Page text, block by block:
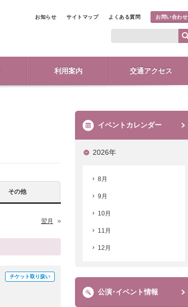
お知らせ サイトマップ よくある質問 お問い合わせ
利用案内 交通アクセス
その他
翌月
チケット取り扱い
イベントカレンダー
2026年
8月
9月
10月
11月
12月
公演･イベント情報